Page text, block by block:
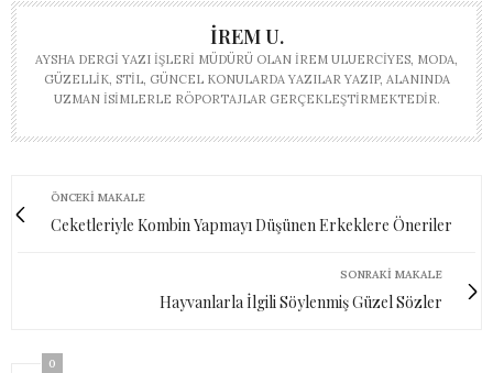
İREM U.
AYSHA DERGI YAZI İŞLERI MÜDÜRÜ OLAN İREM ULUERCIYES, MODA,
GÜZELLIK, STIL, GÜNCEL KONULARDA YAZILAR YAZIP, ALANINDA
UZMAN ISIMLERLE RÖPORTAJLAR GERÇEKLEŞTIRMEKTEDIR.
ÖNCEKI MAKALE
Ceketleriyle Kombin Yapmayı Düşünen Erkeklere Öneriler
SONRAKI MAKALE
Hayvanlarla İlgili Söylenmiş Güzel Sözler
0